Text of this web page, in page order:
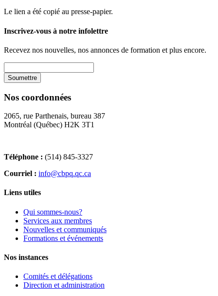
Le lien a été copié au presse-papier.
Inscrivez-vous à notre infolettre
Recevez nos nouvelles, nos annonces de formation et plus encore.
Nos coordonnées
2065, rue Parthenais, bureau 387
Montréal (Québec) H2K 3T1
Téléphone : (514) 845-3327
Courriel : info@cbpq.qc.ca
Liens utiles
Qui sommes-nous?
Services aux membres
Nouvelles et communiqués
Formations et événements
Nos instances
Comités et délégations
Direction et administration